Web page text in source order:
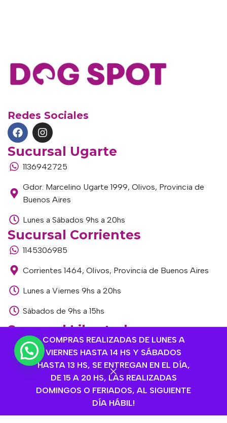
COMPRAS REALIZADAS DE LUNES A
VIERNES HASTA 14 HS Y SÁBADOS
HASTA 13 HS, SE ENTREGAN EN EL DÍA,
DE 15 A 20 HS, LAS REALIZADAS
DOMINGOS O FERIADOS, AL SIGUIENTE
DÍA HÁBIL!
Redes Sociales
Sucursal Ugarte
1136942725
Gdor. Marcelino Ugarte 1999, Olivos, Provincia de
Buenos Aires
Lunes a Sábados 9hs a 20hs
Sucursal Corrientes
1145306985
Corrientes 1464, Olivos, Provincia de Buenos Aires
Lunes a Viernes 9hs a 20hs
Sábados de 9hs a 15hs
Sucursal Libertador
1168893524
Av. del Libertador 1915, Vte. López, Provincia de
Buenos Aires
Lunes a Viernes de 9hs a 13hs / 16hs a 20hs
Sábados de 9hs a 15hs